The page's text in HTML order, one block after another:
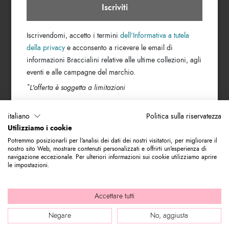
Cerca città
ISCRIVITI ALLA NEWSLETTER
Iscriviti alla nostra newsletter per rimanere sempre aggiornato sulle novità
del mondo Braccialini. Subito per te 10% di sconto da utilizzare sul tuo
primo acquisto.
© 2026 Graziella Braccialini S.p.A. - Sede legale: Via di Casellina
61/D 50018, Scandicci (FI) - P.I. 01388540518 - REA FI - 564449 |
Company info
Credits: bloomart.it
Iscriviti
Iscrivendomi, accetto i terminidell’Informativa a tutela
della privacy e acconsento a ricevere le email di
informazioni Braccialini relative alle ultime collezioni, agli
eventi e alle campagne del marchio.
*L'offerta è soggetta a limitazioni
italiano Politica sulla riservatezza
Utilizziamo i cookie
Potremmo posizionarli per l'analisi dei dati dei nostri visitatori, per migliorare il
nostro sito Web, mostrare contenuti personalizzati e offrirti un'esperienza di
navigazione eccezionale. Per ulteriori informazioni sui cookie utilizziamo aprire
le impostazioni.
Accettare tutti
Negare
No, aggiusta